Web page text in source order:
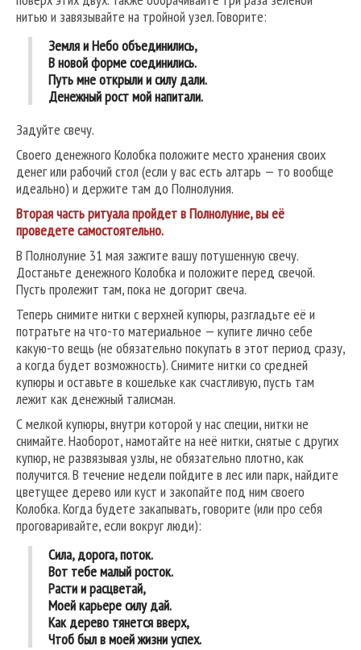
нитью и завязывайте на тройной узел. Говорите:
Земля и Небо объединились,
В новой форме соединились.
Путь мне открыли и силу дали.
Денежный рост мой напитали.
Задуйте свечу.
Своего денежного Колобка положите место хранения своих
денег или рабочий стол (если у вас есть алтарь — то вообще
идеально) и держите там до Полнолуния.
Вторая часть ритуала пройдет в Полнолуние, вы её
проведете самостоятельно.
В Полнолуние 31 мая зажгите вашу потушенную свечу.
Достаньте денежного Колобка и положите перед свечой.
Пусть пролежит там, пока не догорит свеча.
Теперь снимите нитки с верхней купюры, разгладьте её и
потратьте на что-то материальное — купите лично себе
какую-то вещь (не обязательно покупать в этот период сразу,
а когда будет возможность). Снимите нитки со средней
купюры и оставьте в кошельке как счастливую, пусть там
лежит как денежный талисман.
С мелкой купюры, внутри которой у нас специи, нитки не
снимайте. Наоборот, намотайте на неё нитки, снятые с других
купюр, не развязывая узлы, не обязательно плотно, как
получится. В течение недели пойдите в лес или парк, найдите
цветущее дерево или куст и закопайте под ним своего
Колобка. Когда будете закапывать, говорите (или про себя
проговаривайте, если вокруг люди):
Сила, дорога, поток.
Вот тебе малый росток.
Расти и расцветай,
Моей карьере силу дай.
Как дерево тянется вверх,
Чтоб был в моей жизни успех.